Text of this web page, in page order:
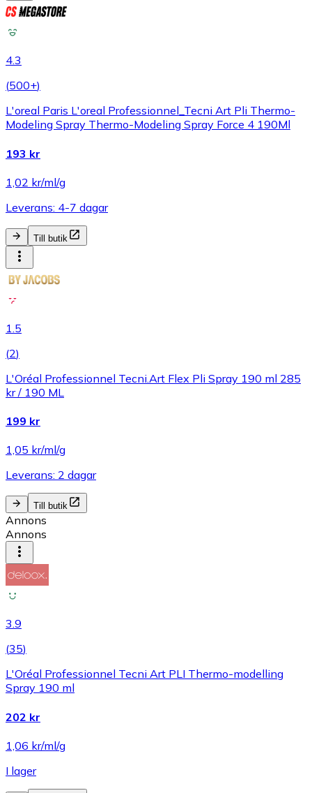
4.3
(500+)
L'oreal Paris L'oreal Professionnel_Tecni Art Pli Thermo-
Modeling Spray Thermo-Modeling Spray Force 4 190Ml
193 kr
1,02 kr/ml/g
Leverans: 4-7 dagar
Till butik
1.5
(2)
L'Oréal Professionnel Tecni.Art Flex Pli Spray 190 ml 285
kr / 190 ML
199 kr
1,05 kr/ml/g
Leverans: 2 dagar
Till butik
Annons
Annons
3.9
(35)
L'Oréal Professionnel Tecni Art PLI Thermo-modelling
Spray 190 ml
202 kr
1,06 kr/ml/g
I lager